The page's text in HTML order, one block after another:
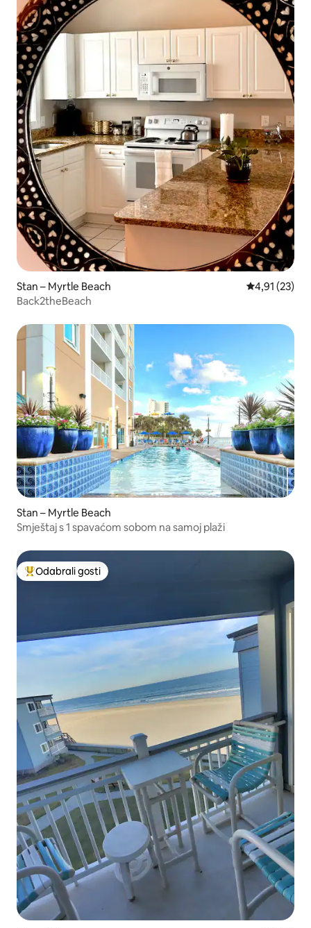
Stan – Myrtle Beach Prosječna
4,91 (23)
Back2theBeach
Stan – Myrtle Beach
Smještaj s 1 spavaćom sobom na samoj plaži
Među najviše rangiranima s oznakom „Odabrali gosti”
Odabrali gosti